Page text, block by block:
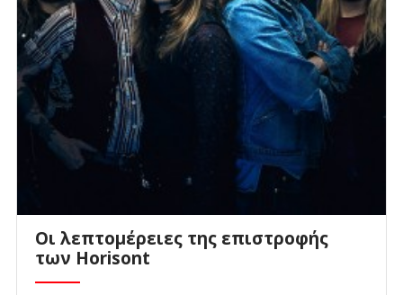
Οι λεπτομέρειες της επιστροφής
των Horisont